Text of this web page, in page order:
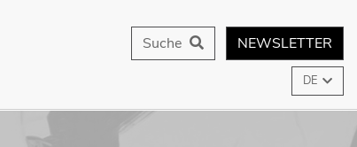
NEWSLETTER
Suche
DE